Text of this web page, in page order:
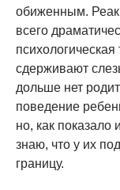
обиженным.
всего
сдерживают
дольше нет
поведение
но, как показало
знаю, что у их
границу.